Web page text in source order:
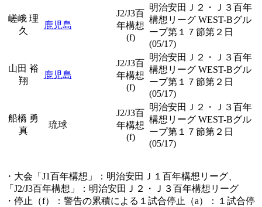
嵯峨 理
久
鹿児島
J2/J3百
年構想
(f)
明治安田Ｊ２・Ｊ３百年
構想リーグ WEST-Bグル
ープ第１７節第２日
(05/17)
山田 裕
翔
鹿児島
J2/J3百
年構想
(f)
明治安田Ｊ２・Ｊ３百年
構想リーグ WEST-Bグル
ープ第１７節第２日
(05/17)
船橋 勇
真
琉球
J2/J3百
年構想
(f)
明治安田Ｊ２・Ｊ３百年
構想リーグ WEST-Bグル
ープ第１７節第２日
(05/17)
・大会「J1百年構想」：明治安田Ｊ１百年構想リーグ、
「J2/J3百年構想」：明治安田Ｊ２・Ｊ３百年構想リーグ
・停止（f）：警告の累積による１試合停止（a）：１試合停